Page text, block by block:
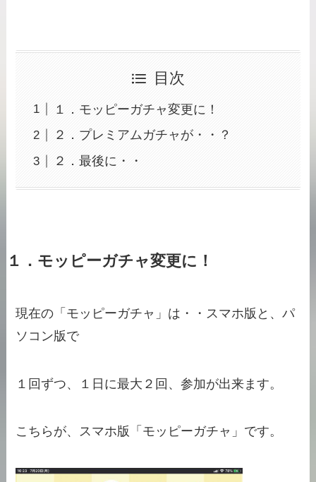
目次
１．モッピーガチャ変更に！
２．プレミアムガチャが・・？
２．最後に・・
１． モッピーガチャ変更に！
現在の「モッピーガチャ」は・・スマホ版と、パ
ソコン版で
１回ずつ、１日に最大２回、参加が出来ます。
こちらが、スマホ版「モッピーガチャ」です。